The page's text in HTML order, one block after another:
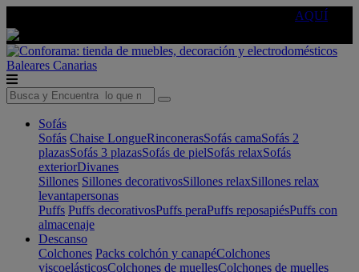
AQUÍ
Baleares Canarias
Sofás
Sofás Chaise LongueRinconerasSofás camaSofás 2
plazasSofás 3 plazasSofás de pielSofás relaxSofás
exteriorDivanes
Sillones Sillones decorativosSillones relaxSillones relax
levantapersonas
Puffs Puffs decorativosPuffs peraPuffs reposapiésPuffs con
almacenaje
Descanso
Colchones Packs colchón y canapéColchones
viscoelásticosColchones de muellesColchones de muelles